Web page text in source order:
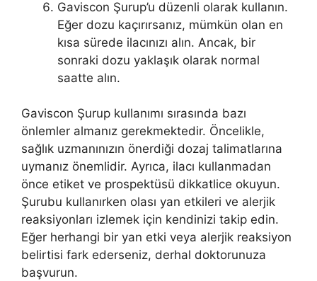
Gaviscon Şurup’u düzenli olarak kullanın.
Eğer dozu kaçırırsanız, mümkün olan en
kısa sürede ilacınızı alın. Ancak, bir
sonraki dozu yaklaşık olarak normal
saatte alın.
Gaviscon Şurup kullanımı sırasında bazı
önlemler almanız gerekmektedir. Öncelikle,
sağlık uzmanınızın önerdiği dozaj talimatlarına
uymanız önemlidir. Ayrıca, ilacı kullanmadan
önce etiket ve prospektüsü dikkatlice okuyun.
Şurubu kullanırken olası yan etkileri ve alerjik
reaksiyonları izlemek için kendinizi takip edin.
Eğer herhangi bir yan etki veya alerjik reaksiyon
belirtisi fark ederseniz, derhal doktorunuza
başvurun.